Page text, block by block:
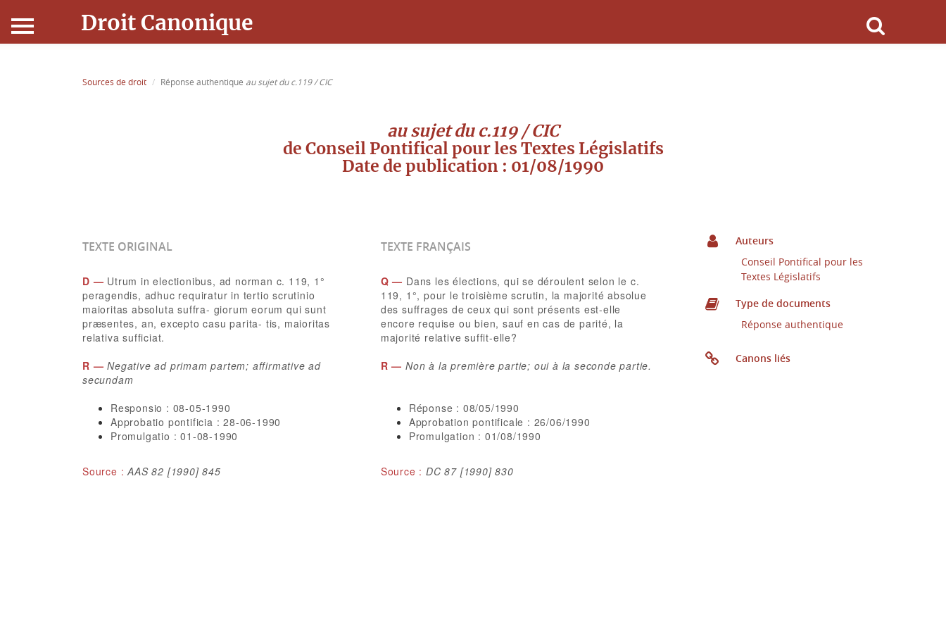
Droit Canonique
Sources de droit Réponse authentique au sujet du c.119 / CIC
au sujet du c.119 / CIC
de Conseil Pontifical pour les Textes Législatifs
Date de publication : 01/08/1990
TEXTE ORIGINAL
D — Utrum in electionibus, ad norman c. 119, 1°
peragendis, adhuc requiratur in tertio scrutinio
maioritas absoluta suffra- giorum eorum qui sunt
præsentes, an, excepto casu parita- tis, maioritas
relativa sufficiat.
R —Negative ad primam partem; affirmative ad
secundam
Responsio : 08-05-1990
Approbatio pontificia : 28-06-1990
Promulgatio : 01-08-1990
Source :AAS 82 [1990] 845
TEXTE FRANÇAIS
Q — Dans les élections, qui se déroulent selon le c.
119, 1°, pour le troisième scrutin, la majorité absolue
des suffrages de ceux qui sont présents est-elle
encore requise ou bien, sauf en cas de parité, la
majorité relative suffit-elle?
R — Non à la première partie; oui à la seconde partie.
Réponse : 08/05/1990
Approbation pontificale : 26/06/1990
Promulgation : 01/08/1990
Source : DC 87 [1990] 830
Auteurs
Conseil Pontifical pour les
Textes Législatifs
Type de documents
Réponse authentique
Canons liés